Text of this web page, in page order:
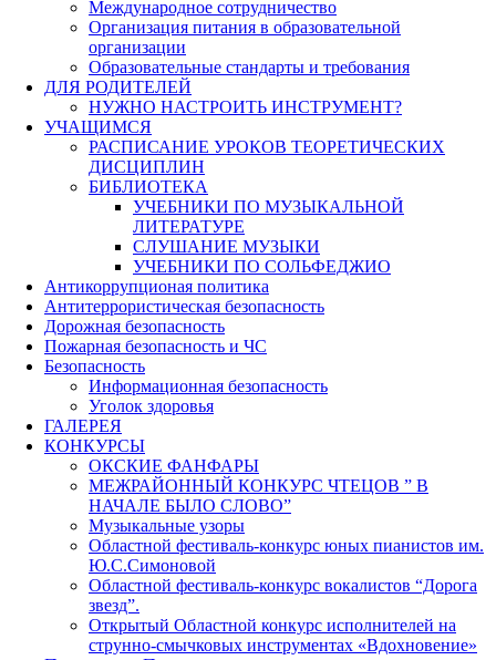
Международное сотрудничество
Организация питания в образовательной
организации
Образовательные стандарты и требования
ДЛЯ РОДИТЕЛЕЙ
НУЖНО НАСТРОИТЬ ИНСТРУМЕНТ?
УЧАЩИМСЯ
РАСПИСАНИЕ УРОКОВ ТЕОРЕТИЧЕСКИХ
ДИСЦИПЛИН
БИБЛИОТЕКА
УЧЕБНИКИ ПО МУЗЫКАЛЬНОЙ
ЛИТЕРАТУРЕ
СЛУШАНИЕ МУЗЫКИ
УЧЕБНИКИ ПО СОЛЬФЕДЖИО
Антикоррупционая политика
Антитеррористическая безопасность
Дорожная безопасность
Пожарная безопасность и ЧС
Безопасность
Информационная безопасность
Уголок здоровья
ГАЛЕРЕЯ
КОНКУРСЫ
ОКСКИЕ ФАНФАРЫ
МЕЖРАЙОННЫЙ КОНКУРС ЧТЕЦОВ ” В
НАЧАЛЕ БЫЛО СЛОВО”
Музыкальные узоры
Областной фестиваль-конкурс юных пианистов им.
Ю.С.Симоновой
Областной фестиваль-конкурс вокалистов “Дорога
звезд”.
Открытый Областной конкурс исполнителей на
струнно-смычковых инструментах «Вдохновение»